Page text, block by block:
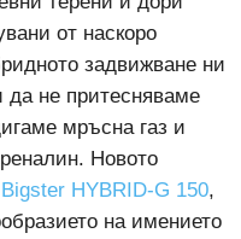
от наскоро
задвижване ни
не притесняваме
мръсна газ и
Новото
HYBRID-G 150,
на имението